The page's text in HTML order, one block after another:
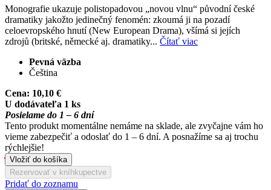
Monografie ukazuje polistopadovou „novou vlnu“ původní české
dramatiky jakožto jedinečný fenomén: zkoumá ji na pozadí
celoevropského hnutí (New European Drama), všímá si jejích
zdrojů (britské, německé aj. dramatiky... Čítať viac
Pevná väzba
Čeština
Cena: 10,10 €
U dodávateľa 1 ks
Posielame do 1 – 6 dní
Tento produkt momentálne nemáme na sklade, ale zvyčajne vám ho
vieme zabezpečiť a odoslať do 1 – 6 dní. A posnažíme sa aj trochu
rýchlejšie!
Vložiť do košíka
Rezervovať v kníhkupectve
Pridať do zoznamu